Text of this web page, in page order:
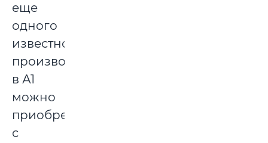
еще
одного
известного
производителя
в А1
можно
приобрести
с